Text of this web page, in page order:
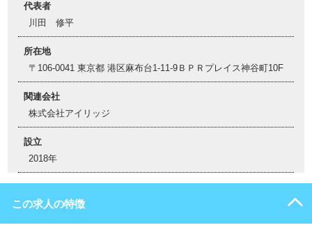
代表者
川田 修平
所在地
〒106-0041 東京都 港区麻布台1-11-9ＢＰＲプレイス神谷町10F
関連会社
株式会社アイリッジ
設立
2018年
この求人の特徴